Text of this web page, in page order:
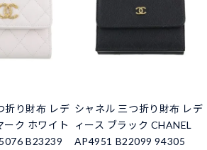
折り財布 レデ
ーク ホワイト
B23239
シャネル 三つ折り財布 レデ
ィース ブラック CHANEL
AP4951 B22099 94305